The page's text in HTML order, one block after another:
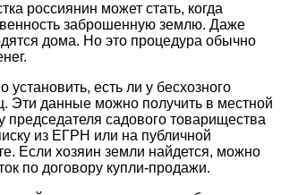
россиянин может стать, когда
заброшенную землю. Даже
дома. Но это процедура обычно
установить, есть ли у бесхозного
Эти данные можно получить в местной
председателя садового товарищества
из ЕГРН или на публичной
Если хозяин земли найдется, можно
по договору купли-продажи.